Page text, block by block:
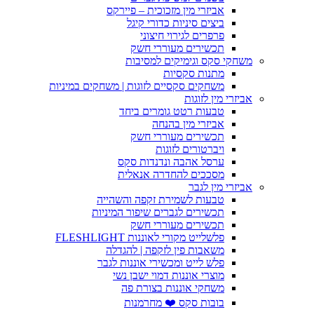
אביזרי מין מזכוכית – פיירקס
ביצים סיניות כדורי קיגל
פרפרים לגירוי חיצוני
תכשירים מעוררי חשק
משחקי סקס וגימיקים למסיבות
מתנות סקסיות
משחקים סקסיים לזוגות | משחקים במיניות
אביזרי מין לזוגות
טבעות רטט גומרים ביחד
אביזרי מין בהנחה
תכשירים מעוררי חשק
ויברטורים לזוגות
ערסל אהבה ונדנדות סקס
מסככים להחדרה אנאלית
אביזרי מין לגבר
טבעות לשמירת זקפה והשהייה
תכשירים לגברים שיפור המיניות
תכשירים מעוררי חשק
פלשלייט מקורי לאוננות FLESHLIGHT
משאבות פין לזקפה | להגדלה
פלש לייט ומכשירי אוננות לגבר
מוצרי אוננות דמוי ישבן נשי
משחקי אוננות בצורת פה
בובות סקס ❤️ מחרמנות